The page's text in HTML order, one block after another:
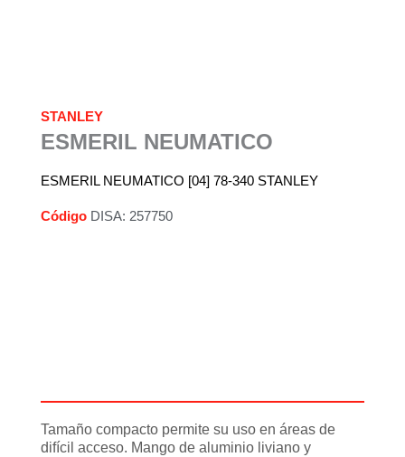
STANLEY
ESMERIL NEUMATICO
ESMERIL NEUMATICO [04] 78-340 STANLEY
Código DISA: 257750
Tamaño compacto permite su uso en áreas de
difícil acceso. Mango de aluminio liviano y